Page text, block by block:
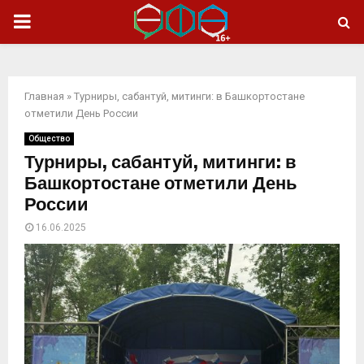
ОСНОВНОЕ
Главная » Турниры, сабантуй, митинги: в Башкортостане
отметили День России
Общество
Турниры, сабантуй, митинги: в
Башкортостане отметили День
России
16.06.2025